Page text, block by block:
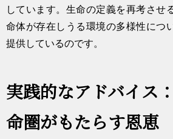
しています。生命の定義を再考させ
命体が存在しうる環境の多様性につ
提供しているのです。
実践的なアドバイス
命圏がもたらす恩恵